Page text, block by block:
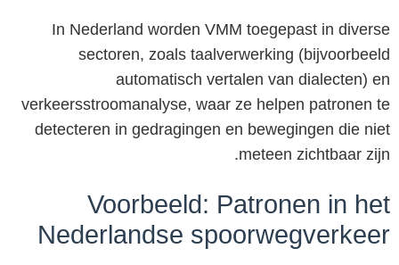
In Nederland worden VMM toegepast in diverse
sectoren, zoals taalverwerking (bijvoorbeeld
automatisch vertalen van dialecten) en
verkeersstroomanalyse, waar ze helpen patronen te
detecteren in gedragingen en bewegingen die niet
meteen zichtbaar zijn.
Voorbeeld: Patronen in het
Nederlandse spoorwegverkeer